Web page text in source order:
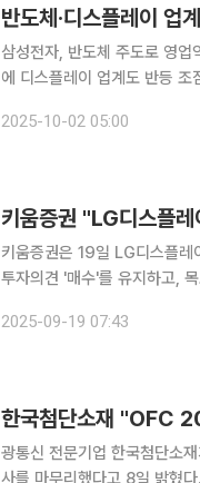
반도체·디스플레이 업
삼성전자, 반도체 주도로 영
에 디스플레이 업계도 반등 조짐 국내 반도체·디스플레이 업계가 3분기 들어 일제히 ‘실적 훈
수요 확대가 맞물리면서 주요
2025-10-02 05:00
키움증권 "LG디스플
키움증권은 19일 LG디스플레
투자의견 '매수'를 유지하고,
올 3분기 연결 매출액 6조
2025-09-19 07:43
광통신 전문기업 한국첨단소
사를 마무리했다고 8일 밝혔다. OFC 2025는 1일부터 4월 3일까지 미국 샌프란시스코 모스콘 센